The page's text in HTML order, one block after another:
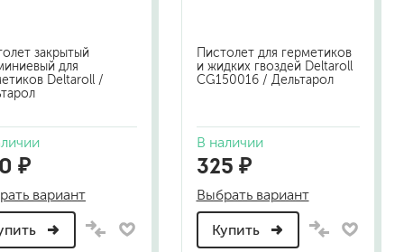
флизелиновые обои под покраску
закрытый
для
Deltaroll /
₽
вариант
Пистолет для герметиков
и жидких гвоздей Deltaroll
CG150016 / Дельтарол
В наличии
325 ₽
Выбрать вариант
Купить